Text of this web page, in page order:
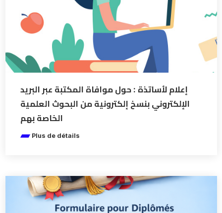
إعلام لأساتذة : حول موافاة المكتبة عبر البريد
الإلكتروني بنسخ إلكترونية من البحوث العلمية
الخاصة بهم
Plus de détails